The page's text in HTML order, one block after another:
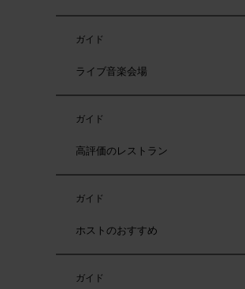
ガイド
ライブ音楽会場
ガイド
高評価のレストラン
ガイド
ホストのおすすめ
ガイド